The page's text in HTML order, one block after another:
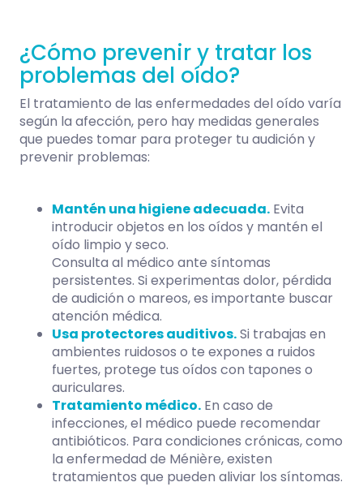
¿Cómo prevenir y tratar los
problemas del oído?
El tratamiento de las enfermedades del oído varía
según la afección, pero hay medidas generales
que puedes tomar para proteger tu audición y
prevenir problemas:
Mantén una higiene adecuada. Evita
introducir objetos en los oídos y mantén el
oído limpio y seco.
Consulta al médico ante síntomas
persistentes. Si experimentas dolor, pérdida
de audición o mareos, es importante buscar
atención médica.
Usa protectores auditivos.Si trabajas en
ambientes ruidosos o te expones a ruidos
fuertes, protege tus oídos con tapones o
auriculares.
Tratamiento médico. En caso de
infecciones, el médico puede recomendar
antibióticos. Para condiciones crónicas, como
la enfermedad de Ménière, existen
tratamientos que pueden aliviar los síntomas.